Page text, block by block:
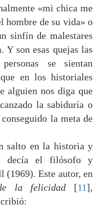
«mi chica me
hombre de su vida» o
sinfín de malestares
Y son esas quejas las
se sientan
que en los historiales
alguien nos diga que
la sabiduría o
la meta de
salto en la historia y
decía el filósofo y
(1969). Este autor, en
la felicidad [11],